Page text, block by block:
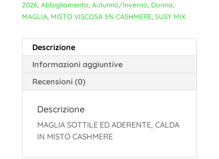
2026, Abbigliamento, Autunno/Inverno, Donna,
MAGLIA, MISTO VISCOSA 5% CASHMERE, SUSY MIX
Descrizione
Informazioni aggiuntive
Recensioni (0)
Descrizione
MAGLIA SOTTILE ED ADERENTE, CALDA
IN MISTO CASHMERE